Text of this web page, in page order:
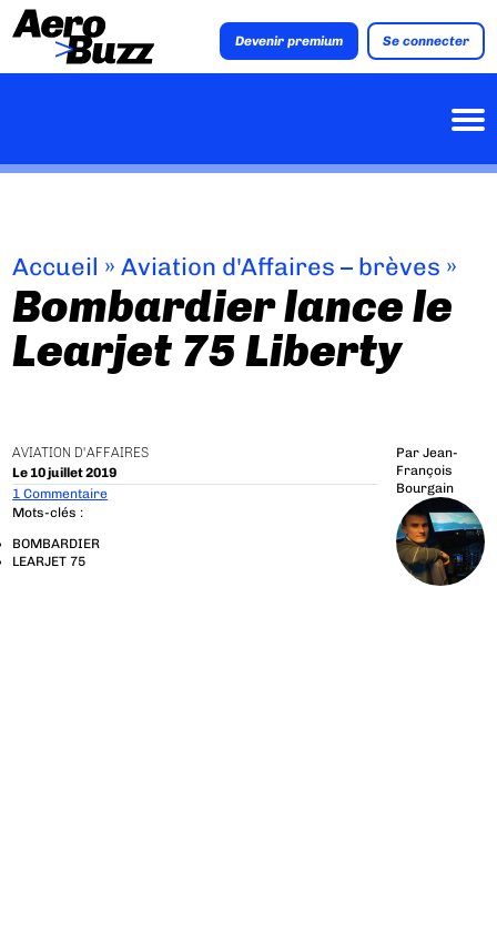
Devenir premium Se connecter
Accueil »Aviation d'Affaires – brèves »
Bombardier lance le
Learjet 75 Liberty
AVIATION D'AFFAIRES
Le 10 juillet 2019
Par Jean-
François
Bourgain
1 Commentaire
Mots-clés :
BOMBARDIER
LEARJET 75